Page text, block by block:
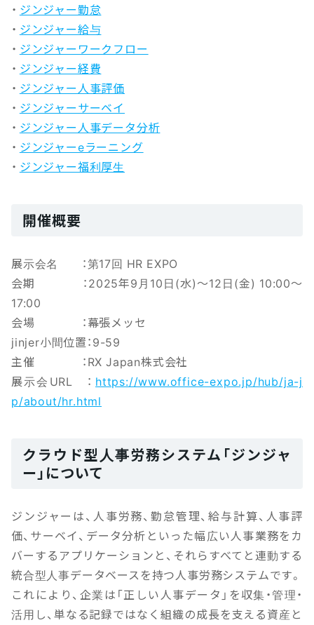
・ ジンジャー勤怠
・ ジンジャー給与
・ ジンジャーワークフロー
・ ジンジャー経費
・ ジンジャー人事評価
・ ジンジャーサーベイ
・ ジンジャー人事データ分析
・ ジンジャーeラーニング
・ ジンジャー福利厚生
開催概要
展示会名 ：第17回 HR EXPO
会期 ：2025年9月10日(水)～12日(金) 10:00～
17:00
会場 ：幕張メッセ
jinjer小間位置：9-59
主催 ：RX Japan株式会社
展示会URL ： https://www.office-expo.jp/hub/ja-j
p/about/hr.html
クラウド型人事労務システム「ジンジャ
ー」について
ジンジャーは、人事労務、勤怠管理、給与計算、人事評
価、サーベイ、データ分析といった幅広い人事業務をカ
バーするアプリケーションと、それらすべてと連動する
統合型人事データベースを持つ人事労務システムです。
これにより、企業は「正しい人事データ」を収集・管理・
活用し、単なる記録ではなく組織の成長を支える資産と